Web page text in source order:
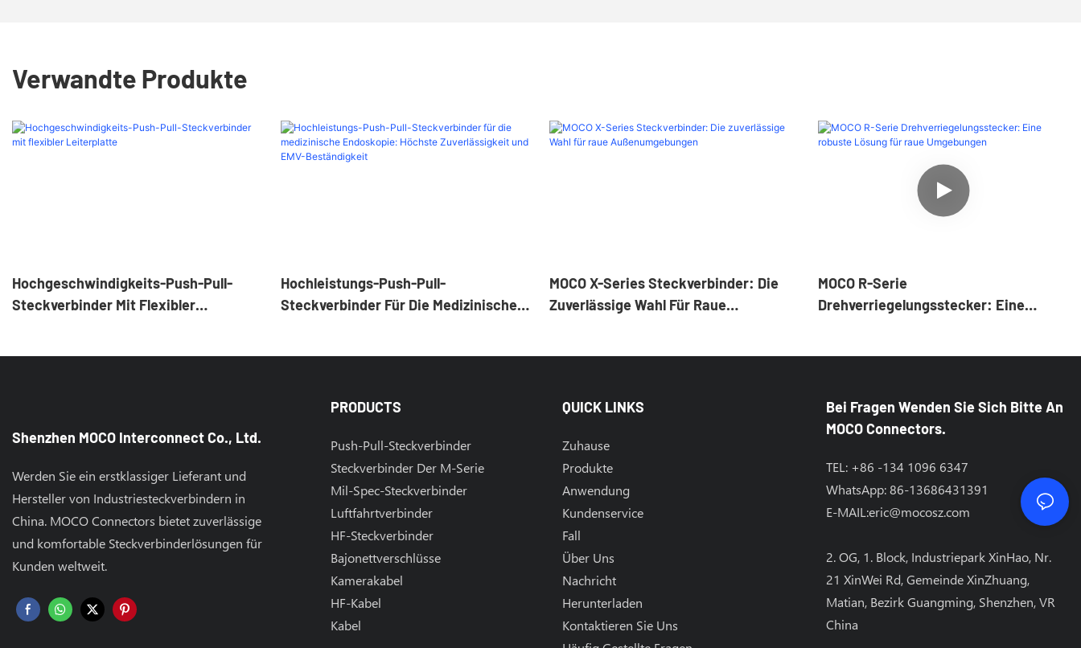
Verwandte Produkte
Hochgeschwindigkeits-Push-Pull-
Steckverbinder Mit Flexibler
Hochleistungs-Push-Pull-
Steckverbinder Für Die Medizinische
MOCO X-Series Steckverbinder: Die
Zuverlässige Wahl Für Raue
MOCO R-Serie
Drehverriegelungsstecker: Eine
Shenzhen MOCO Interconnect Co., Ltd.
Werden Sie ein erstklassiger Lieferant und
Hersteller von Industriesteckverbindern in
China. MOCO Connectors bietet zuverlässige
und komfortable Steckverbinderlösungen für
Kunden weltweit.
PRODUCTS
Push-Pull-Steckverbinder
Steckverbinder Der M-Serie
Mil-Spec-Steckverbinder
Luftfahrtverbinder
HF-Steckverbinder
Bajonettverschlüsse
Kamerakabel
HF-Kabel
Kabel
QUICK LINKS
Zuhause
Produkte
Anwendung
Kundenservice
Fall
Über Uns
Nachricht
Herunterladen
Kontaktieren Sie Uns
Bei Fragen Wenden Sie Sich Bitte An
MOCO Connectors.
TEL: +86 -134 1096 6347
WhatsApp: 86-13686431391
E-MAIL:eric@mocosz.com
2. OG, 1. Block, Industriepark XinHao, Nr.
21 XinWei Rd, Gemeinde XinZhuang,
Matian, Bezirk Guangming, Shenzhen, VR
China